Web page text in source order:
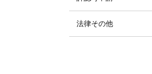
法律その他